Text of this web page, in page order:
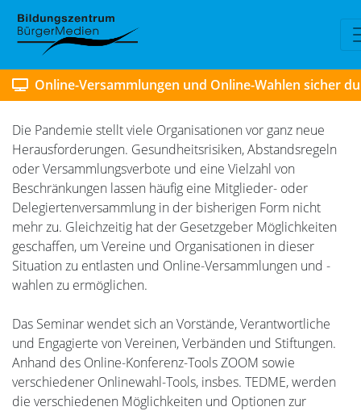
Online-Versammlungen und Online-Wahlen sicher
Die Pandemie stellt viele Organisationen vor ganz neue
Herausforderungen. Gesundheitsrisiken, Abstandsregeln
oder Versammlungsverbote und eine Vielzahl von
Beschränkungen lassen häufig eine Mitglieder- oder
Delegiertenversammlung in der bisherigen Form nicht
mehr zu. Gleichzeitig hat der Gesetzgeber Möglichkeiten
geschaffen, um Vereine und Organisationen in dieser
Situation zu entlasten und Online-Versammlungen und -
wahlen zu ermöglichen.
Das Seminar wendet sich an Vorstände, Verantwortliche
und Engagierte von Vereinen, Verbänden und Stiftungen.
Anhand des Online-Konferenz-Tools ZOOM sowie
verschiedener Onlinewahl-Tools, insbes. TEDME, werden
die verschiedenen Möglichkeiten und Optionen zur